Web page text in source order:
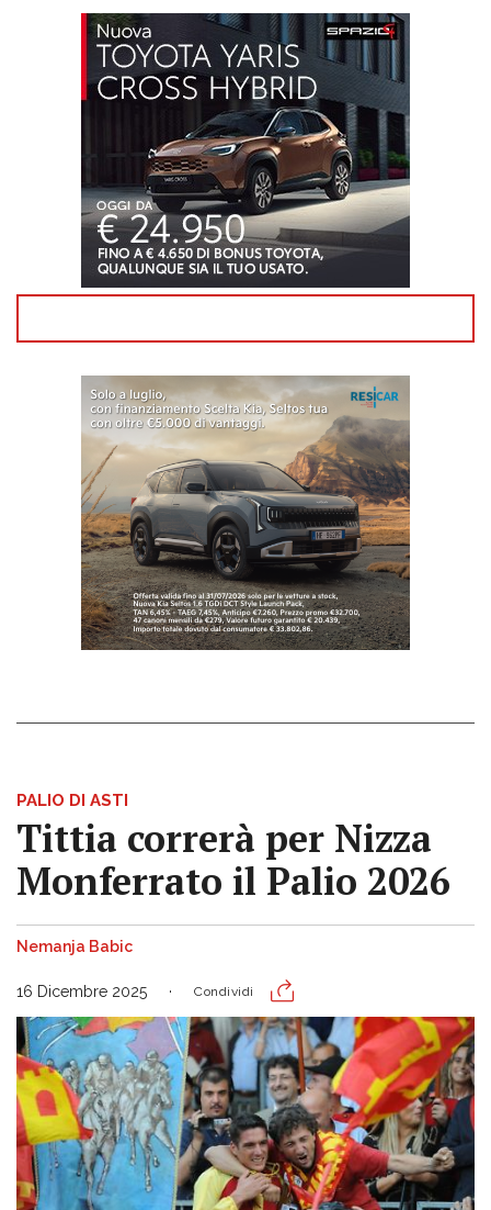
PALIO DI ASTI
Tittia correrà per Nizza
Monferrato il Palio 2026
Nemanja Babic
16 Dicembre 2025 Condividi